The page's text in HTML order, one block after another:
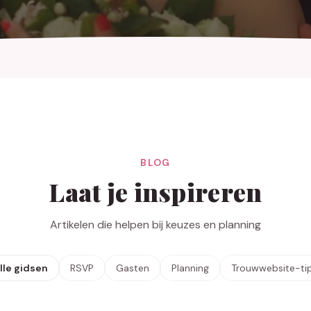
BLOG
Laat je inspireren
Artikelen die helpen bij keuzes en planning
gidsen RSVP Gasten Planning Trouwwebsite-